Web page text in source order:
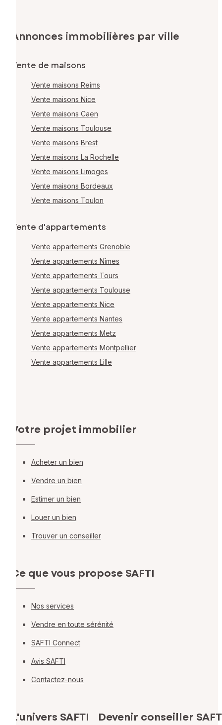
Annonces immobilières par ville
Vente de maisons
Vente maisons Reims
Vente maisons Nice
Vente maisons Caen
Vente maisons Toulouse
Vente maisons Brest
Vente maisons La Rochelle
Vente maisons Limoges
Vente maisons Bordeaux
Vente maisons Toulon
Vente d'appartements
Vente appartements Grenoble
Vente appartements Nîmes
Vente appartements Tours
Vente appartements Toulouse
Vente appartements Nice
Vente appartements Nantes
Vente appartements Metz
Vente appartements Montpellier
Vente appartements Lille
Votre projet immobilier
Acheter un bien
Vendre un bien
Estimer un bien
Louer un bien
Trouver un conseiller
Ce que vous propose SAFTI
Nos services
Vendre en toute sérénité
SAFTI Connect
Avis SAFTI
Contactez-nous
L'univers SAFTI Devenir conseiller